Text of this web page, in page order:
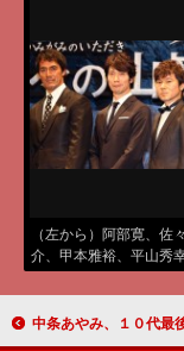
（左から）阿部寛、佐
介、甲本雅裕、平山秀
中条あやみ、１０代最後に「運転免許とりたい」 ハーゲンダッ